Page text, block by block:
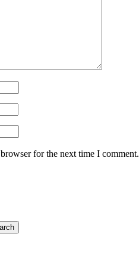
for the next time I comment.